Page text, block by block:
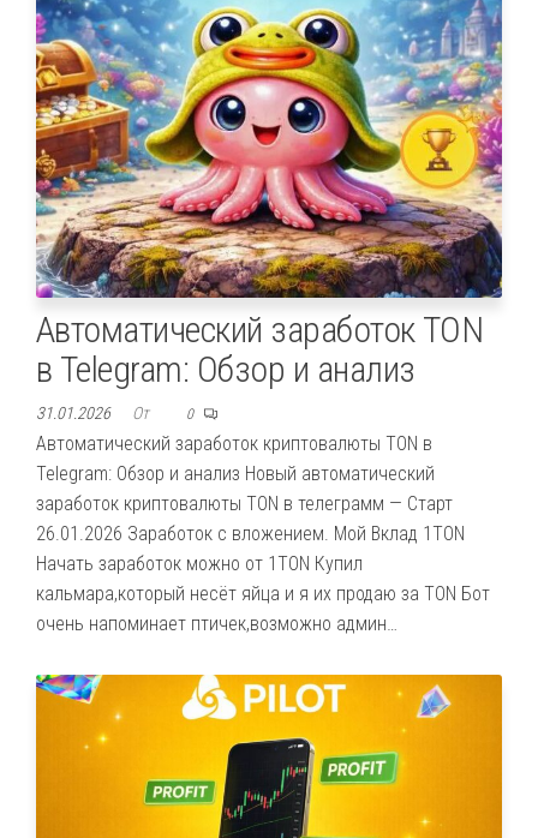
Автоматический заработок TON
в Telegram: Обзор и анализ
31.01.2026 От 0
Автоматический заработок криптовалюты TON в
Telegram: Обзор и анализ Новый автоматический
заработок криптовалюты TON в телеграмм — Старт
26.01.2026 Заработок с вложением. Мой Вклад 1TON
Начать заработок можно от 1TON Купил
кальмара,который несёт яйца и я их продаю за TON Бот
очень напоминает птичек,возможно админ…